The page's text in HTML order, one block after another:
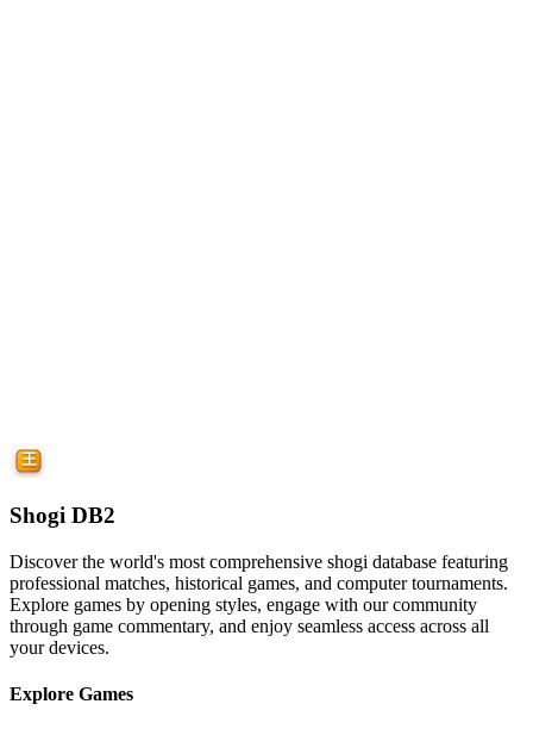
Shogi DB2
Discover the world's most comprehensive shogi database featuring
professional matches, historical games, and computer tournaments.
Explore games by opening styles, engage with our community
through game commentary, and enjoy seamless access across all
your devices.
Explore Games